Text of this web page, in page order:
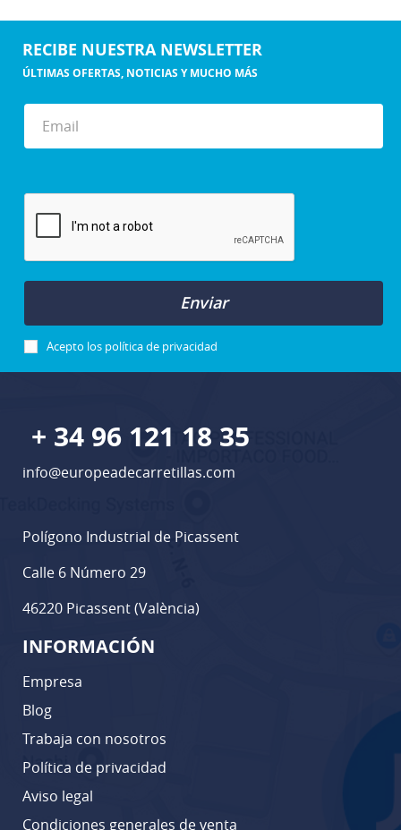
RECIBE NUESTRA NEWSLETTER
ÚLTIMAS OFERTAS, NOTICIAS Y MUCHO MÁS
Enviar
Acepto los política de privacidad
+ 34 96 121 18 35
info@europeadecarretillas.com
Polígono Industrial de Picassent
Calle 6 Número 29
46220 Picassent (València)
INFORMACIÓN
Empresa
Blog
Trabaja con nosotros
Política de privacidad
Aviso legal
Condiciones generales de venta